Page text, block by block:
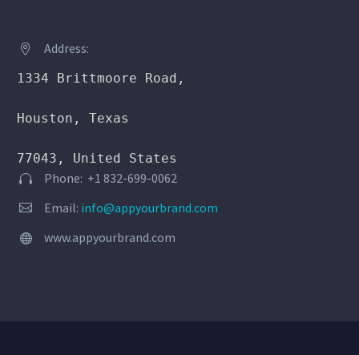

 Address:
1334 Brittmoore Road,
Houston, Texas
77043, United States

 Phone: +1 832-699-0062

 Email: info@appyourbrand.com

 www.appyourbrand.com